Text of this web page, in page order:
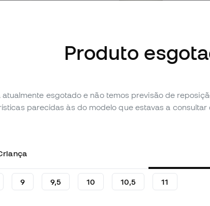
Produto
esgotado e não temos previsão de
parecidas às do modelo que estavas a consultar
9 9,5 10 10,5 11